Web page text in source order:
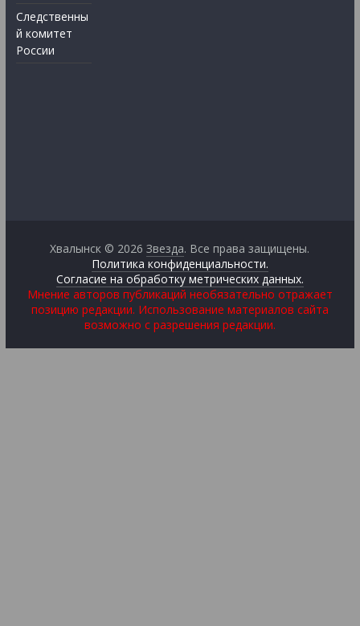
Следственны
й комитет
России
Хвалынск © 2026Звезда. Все права защищены.
Политика конфиденциальности.
Согласие на обработку метрических данных.
Мнение авторов публикаций необязательно отражает
позицию редакции. Использование материалов сайта
возможно с разрешения редакции.